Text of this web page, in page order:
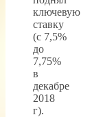
ключевую
ставку
(с 7,5%
до
7,75%
в
декабре
2018
г).